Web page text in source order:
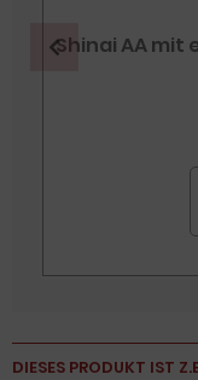
Shinai AA mit
DIESES PRODUKT IST